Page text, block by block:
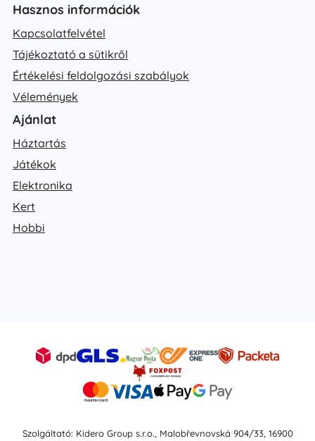
Hasznos információk
Kapcsolatfelvétel
Tájékoztató a sütikről
Értékelési feldolgozási szabályok
Vélemények
Ajánlat
Háztartás
Játékok
Elektronika
Kert
Hobbi
Szolgáltató: Kidero Group s.r.o., Malobřevnovská 904/33, 16900